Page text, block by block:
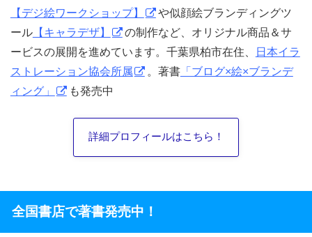
【デジ絵ワークショップ】
や似顔絵ブランディングツ
ール【キャラデザ】
の制作など、オリジナル商品＆サ
ービスの展開を進めています。千葉県柏市在住、
日本イラ
ストレーション協会所属
。著書「ブログ×絵×ブランデ
ィング」
も発売中
詳細プロフィールはこちら！
全国書店で著書発売中！